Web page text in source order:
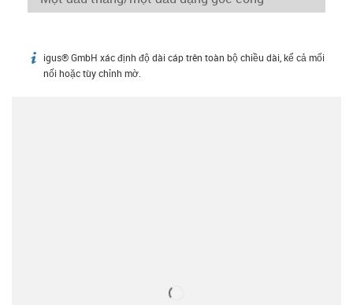
igus-icon-info
igus® GmbH xác định độ dài cáp trên toàn bộ chiều dài, kể cả mối
nối hoặc tùy chỉnh mờ.